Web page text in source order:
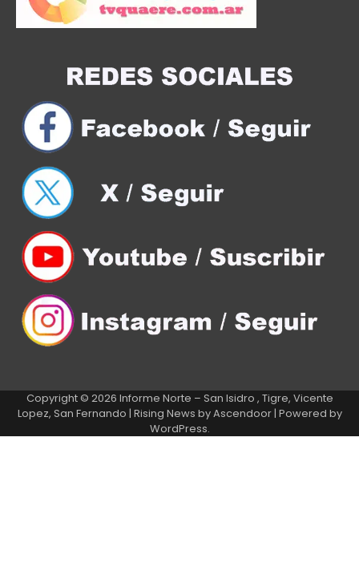
Copyright © 2026 Informe Norte – San Isidro , Tigre, Vicente
Lopez, San Fernando | Rising News byAscendoor| Powered by
WordPress.